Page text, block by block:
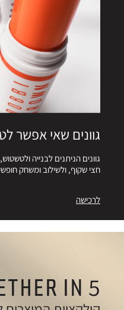
גוונים שאי אפשר
גוונים הניתנים לבנייה
חצי שקוף, ולשילוב ומשחק
לרכישה
IN 5